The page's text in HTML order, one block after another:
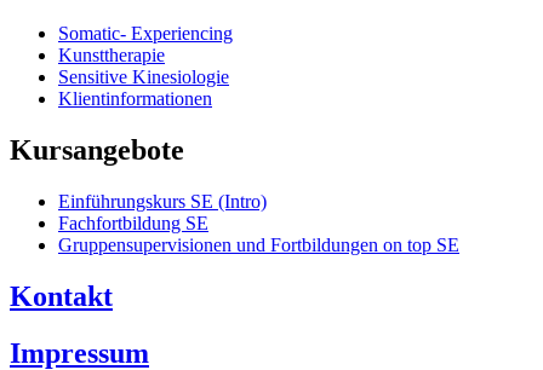
Somatic- Experiencing
Kunsttherapie
Sensitive Kinesiologie
Klientinformationen
Kursangebote
Einführungskurs SE (Intro)
Fachfortbildung SE
Gruppensupervisionen und Fortbildungen on top SE
Kontakt
Impressum